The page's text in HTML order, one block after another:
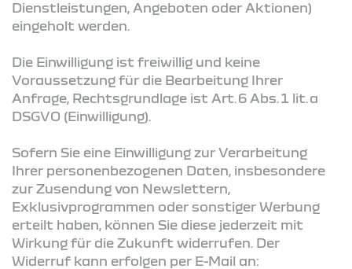
Dienstleistungen, Angeboten oder Aktionen)
eingeholt werden.
Die Einwilligung ist freiwillig und keine
Voraussetzung für die Bearbeitung Ihrer
Anfrage, Rechtsgrundlage ist Art. 6 Abs. 1 lit. a
DSGVO (Einwilligung).
Sofern Sie eine Einwilligung zur Verarbeitung
Ihrer personenbezogenen Daten, insbesondere
zur Zusendung von Newslettern,
Exklusivprogrammen oder sonstiger Werbung
erteilt haben, können Sie diese jederzeit mit
Wirkung für die Zukunft widerrufen. Der
Widerruf kann erfolgen per E-Mail an: